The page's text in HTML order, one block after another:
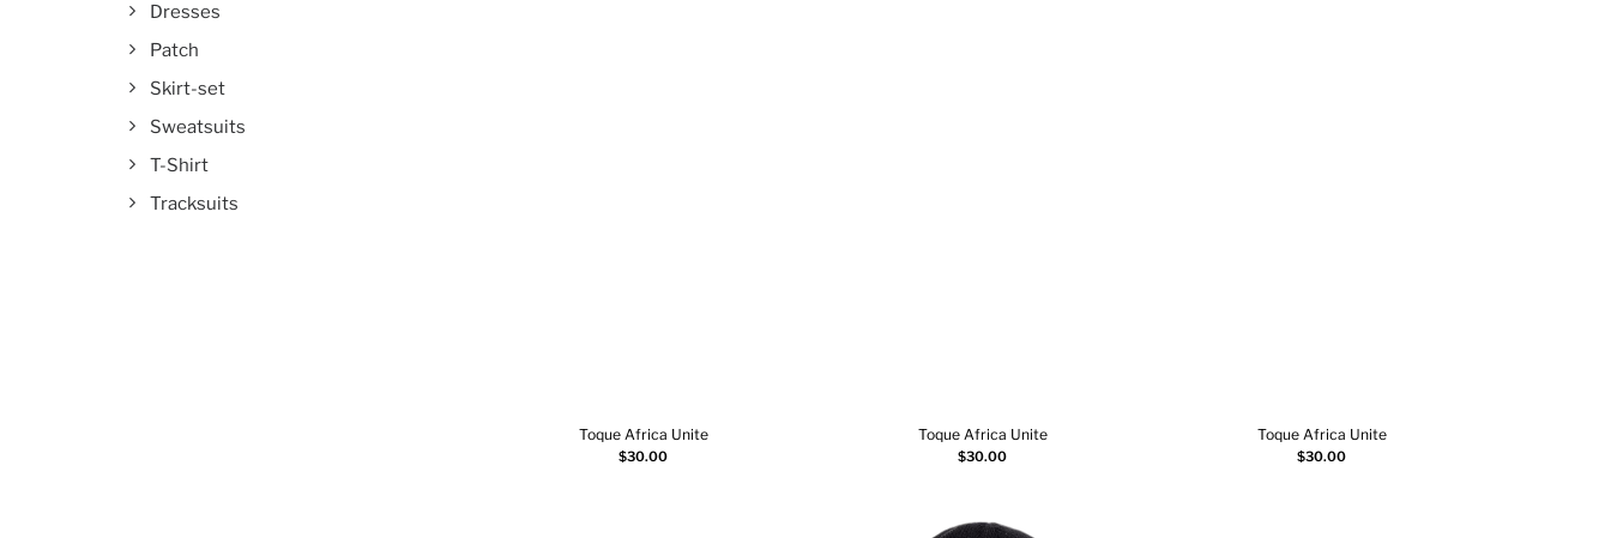
Dresses
Patch
Skirt-set
Sweatsuits
T-Shirt
Tracksuits
Choix des options
Toque Africa Unite
$30.00 Choix des options
Toque Africa Unite
$30.00 Choix des options
Toque Africa Unite
$30.00